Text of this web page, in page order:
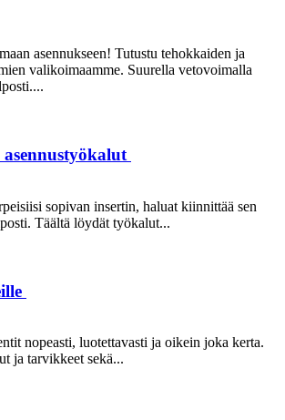
asennukseen! Tutustu tehokkaiden ja
valikoimaamme. Suurella vetovoimalla
sopivan insertin, haluat kiinnittää sen
Täältä löydät työkalut...
nopeasti, luotettavasti ja oikein joka kerta.
ja tarvikkeet sekä...